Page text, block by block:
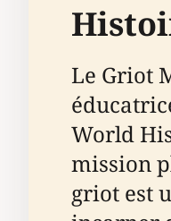
Le Griot
World
mission
griot est